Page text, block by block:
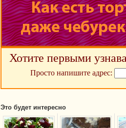
Хотите первыми
Просто напишите адрес:
Это будет интересно